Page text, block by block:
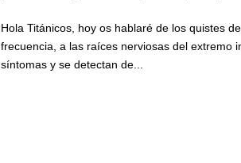
Hola Titánicos, hoy os hablaré de los quistes
frecuencia, a las raíces nerviosas del extremo
síntomas y se detectan de...